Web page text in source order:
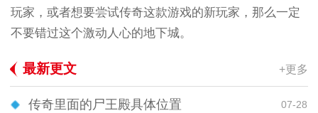
玩家，或者想要尝试传奇这款游戏的新玩家，那么一定
不要错过这个激动人心的地下城。
最新更文 +更多
传奇里面的尸王殿具体位置 07-28